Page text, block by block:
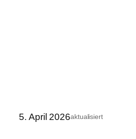
5. April 2026aktualisiert